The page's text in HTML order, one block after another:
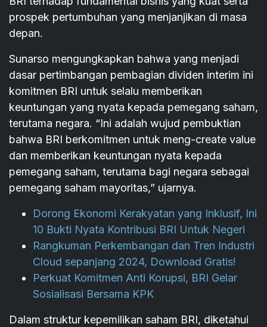
prospek pertumbuhan yang menjanjikan di masa
depan.
Sunarso mengungkapkan bahwa yang menjadi
dasar pertimbangan pembagian dividen interim ini
komitmen BRI untuk selalu memberikan
keuntungan yang nyata kepada pemegang saham,
terutama negara. “Ini adalah wujud pembuktian
bahwa BRI berkomitmen untuk meng-create value
dan memberikan keuntungan nyata kepada
pemegang saham, terutama bagi negara sebagai
pemegang saham mayoritas,” ujarnya.
Dorong Ekonomi Kerakyatan yang Inklusif, Ini
10 Bukti Nyata Kontribusi BRI Untuk Negeri
Rangkuman Perkembangan dan Tren Industri
Cloud sepanjang 2024, Download Gratis!
Perkuat Komitmen Anti Korupsi, BRI Gelar
Sosialisasi Bersama KPK
Dalam struktur kepemilikan saham BRI, diketahui